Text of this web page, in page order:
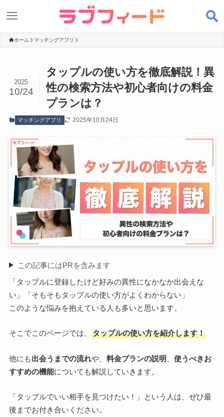
ホーム マッチングアプリ
タップルの使い方を徹底解説！異
性の検索方法や初心者向けの料金
プランは？
2025
10/24
マッチングアプリ 2025年10月24日
この記事にはPRを含みます
「タップルに登録したけど好みの異性になかなか出会えな
い」「そもそもタップルの使い方がよくわからない」
このような悩みを抱えている人も多いと思います。
そこでこのページでは、 タップルの使い方を紹介します！
他にも出会うまでの流れや、 料金プランの説明
使うべきお
すすめの機能についても解説していきます。
「タップルでいい相手を見つけたい！」という人は、ぜひ最
後までお付き合いください。